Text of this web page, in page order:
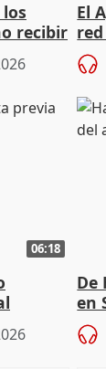
recibir
El
06:18
De
en